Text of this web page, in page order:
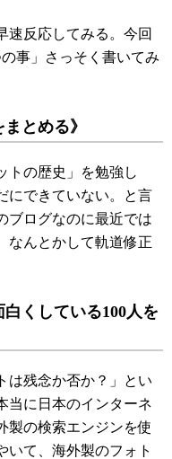
速反応してみる。今回
事」さっそく書いてみ
とめる》
の歴史」を勉強し
にできていない。と言
ブログなのに最近では
なんとかして軌道修正
白くしている100人を
残念か否か？」とい
当に日本のインターネ
製の検索エンジンを使
いて、海外製のフォト